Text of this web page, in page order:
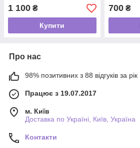
1 100 ₴
Купити
700₴
Про нас
98% позитивних з 88 відгуків за рік
Працює з 19.07.2017
м. Київ
Доставка по Україні, Київ, Україна
Контакти